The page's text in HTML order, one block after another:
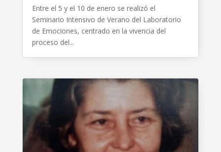
Entre el 5 y el 10 de enero se realizó el
Seminario Intensivo de Verano del Laboratorio
de Emociones, centrado en la vivencia del
proceso del...